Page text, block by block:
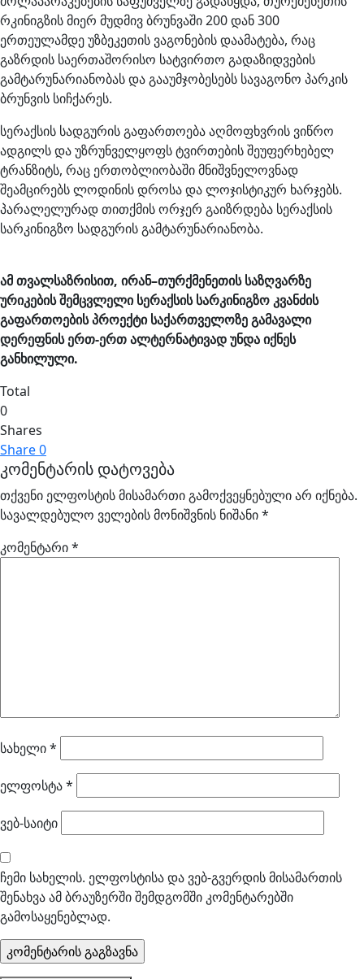
რკინიგზის მიერ მუდმივ ბრუნვაში 200 დან 300
ერთეულამდე უზბეკეთის ვაგონების დაამატება, რაც
გაზრდის საერთაშორისო სატვირთო გადაზიდვების
გამტარუნარიანობას და გააუმჯობესებს სავაგონო პარკის
ბრუნვის სიჩქარეს.
სერაქსის სადგურის გაფართოება აღმოფხვრის ვიწრო
ადგილს და უზრუნველყოფს ტვირთების შეუფერხებელ
ტრანზიტს, რაც ერთობლიობაში მნიშვნელოვნად
შეამცირებს ლოდინის დროსა და ლოჯისტიკურ ხარჯებს.
პარალელურად თითქმის ორჯერ გაიზრდება სერაქსის
სარკინიგზო სადგურის გამტარუნარიანობა.
ამ თვალსაზრისით, ირან–თურქმენეთის საზღვარზე
ურიკების შემცვლელი სერაქსის სარკინიგზო კვანძის
გაფართოების პროექტი საქართველოზე გამავალი
დერეფნის ერთ-ერთ ალტერნატივად უნდა იქნეს
განხილული.
Total
0
Shares
Share0
კომენტარის დატოვება
თქვენი ელფოსტის მისამართი გამოქვეყნებული არ იქნება.
სავალდებულო ველების მონიშვნის ნიშანი*
კომენტარი*
სახელი*
ელფოსტა*
ვებ-საიტი
ჩემი სახელის. ელფოსტისა და ვებ-გვერდის მისამართის
შენახვა ამ ბრაუზერში შემდგომში კომენტარებში
გამოსაყენებლად.